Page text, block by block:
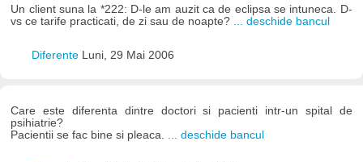
Un client suna la *222: D-le am auzit ca de eclipsa se intuneca. D-
vs ce tarife practicati, de zi sau de noapte?
... deschide bancul
Diferente Luni, 29 Mai 2006
Care este diferenta dintre doctori si pacienti intr-un spital de
psihiatrie?
Pacientii se fac bine si pleaca. ... deschide bancul